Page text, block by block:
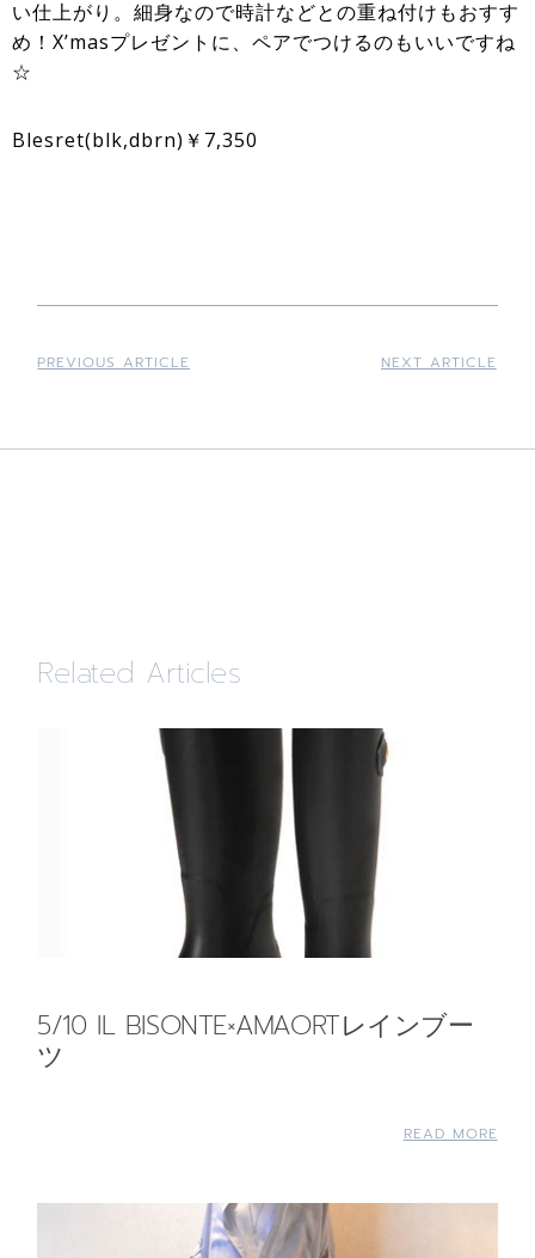
い仕上がり。細身なので時計などとの重ね付けもおすす
め！X’masプレゼントに、ペアでつけるのもいいですね
☆
Blesret(blk,dbrn)￥7,350
PREVIOUS ARTICLE NEXT ARTICLE
Related Articles
5/10 IL BISONTE×AMAORTレインブー
ツ
READ MORE